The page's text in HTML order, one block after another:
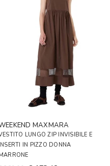
MAXMARA
LUNGO ZIP INVISIBILE E
IN PIZZO DONNA